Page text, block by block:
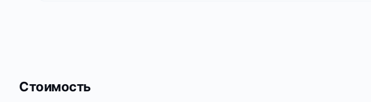
Стоимость